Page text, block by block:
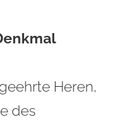
Heren,
des